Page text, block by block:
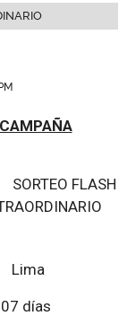
FLASH
Lima
días